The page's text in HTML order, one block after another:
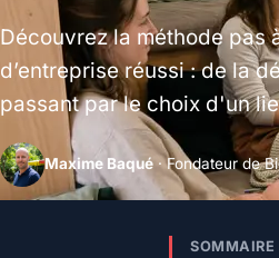
Découvrez la méthode pas
d’entreprise réussi : de la
passant par le choix d'un
Maxime Baqué· Fondateur de
SOMMAIRE